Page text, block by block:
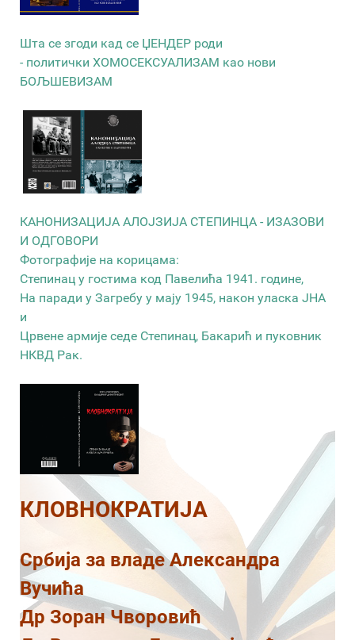
Шта се згоди кад се ЏЕНДЕР роди
- политички ХОМОСЕКСУАЛИЗАМ као нови
БОЉШЕВИЗАМ
КАНОНИЗАЦИЈА АЛОЈЗИЈА СТЕПИНЦА - ИЗАЗОВИ
И ОДГОВОРИ
Фотографије на корицама:
Степинац у гостима код Павелића 1941. године,
На паради у Загребу у мају 1945, након уласка ЈНА
и
Црвене армије седе Степинац, Бакарић и пуковник
НКВД Рак.
КЛОВНОКРАТИЈА
Србија за владе Александра
Вучића
Др Зоран Чворовић